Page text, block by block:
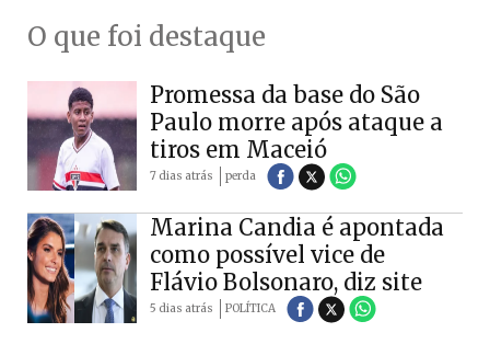
O que foi destaque
Promessa da base do São
Paulo morre após ataque a
tiros em Maceió
7 dias atrás perda
Marina Candia é apontada
como possível vice de
Flávio Bolsonaro, diz site
5 dias atrás POLÍTICA